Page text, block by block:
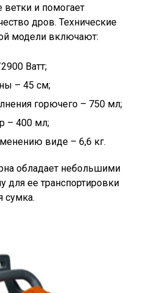
ветки и помогает
дров. Технические
модели включают:
Ватт;
– 45 см;
горючего – 750 мл;
– 400 мл;
виде – 6,6 кг.
обладает небольшими
для ее транспортировки
сумка.